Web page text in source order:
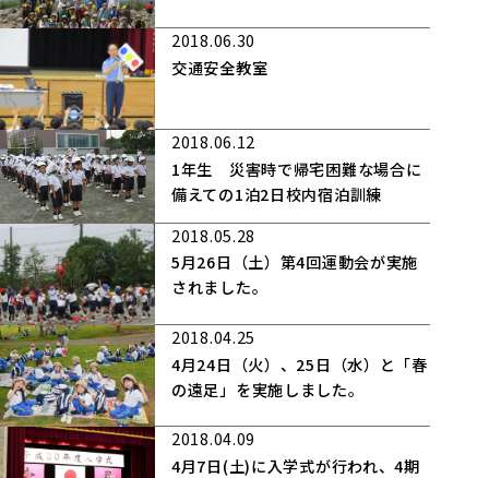
2018.06.30
交通安全教室
2018.06.12
1年生 災害時で帰宅困難な場合に
備えての1泊2日校内宿泊訓練
2018.05.28
5月26日（土）第4回運動会が実施
されました。
2018.04.25
4月24日（火）、25日（水）と「春
の遠足」を実施しました。
2018.04.09
4月7日(土)に入学式が行われ、4期